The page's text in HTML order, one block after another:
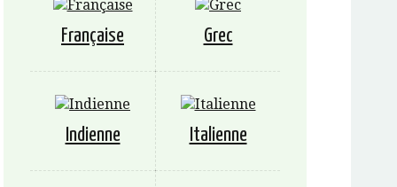
Française Grec
Indienne Italienne